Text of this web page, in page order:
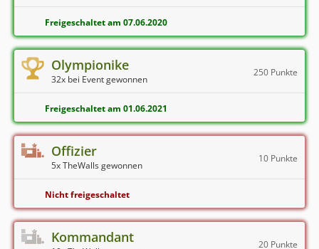
Freigeschaltet am 07.06.2020
Olympionike
32x bei Event gewonnen
250 Punkte
Freigeschaltet am 01.06.2021
Offizier
5x TheWalls gewonnen
10 Punkte
Nicht freigeschaltet
Kommandant 20 Punkte